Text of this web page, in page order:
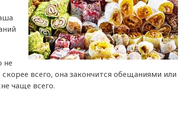
не
всего, она закончится обещаниями или
чаще всего.